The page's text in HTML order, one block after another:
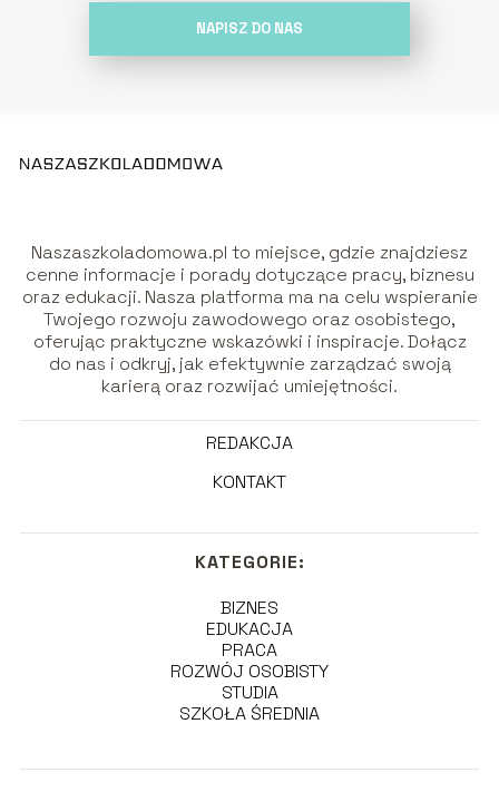
NAPISZ DO NAS
Naszaszkoladomowa.pl to miejsce, gdzie znajdziesz
cenne informacje i porady dotyczące pracy, biznesu
oraz edukacji. Nasza platforma ma na celu wspieranie
Twojego rozwoju zawodowego oraz osobistego,
oferując praktyczne wskazówki i inspiracje. Dołącz
do nas i odkryj, jak efektywnie zarządzać swoją
karierą oraz rozwijać umiejętności.
REDAKCJA
KONTAKT
KATEGORIE:
BIZNES
EDUKACJA
PRACA
ROZWÓJ OSOBISTY
STUDIA
SZKOŁA ŚREDNIA